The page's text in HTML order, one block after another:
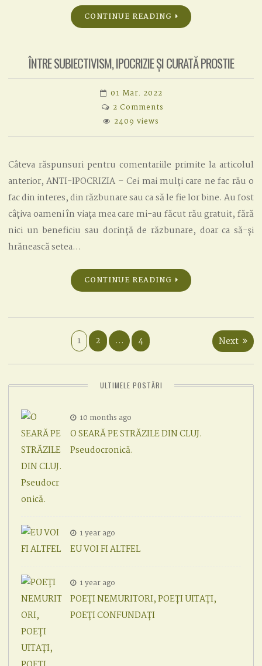
CONTINUE READING
ÎNTRE SUBIECTIVISM, IPOCRIZIE ȘI CURATĂ PROSTIE
01 Mar. 2022
2 Comments
SUBIECTIVISM,
ȘI
CURATĂ
PROSTIE
2409 views
Câteva răspunsuri pentru comentariile primite la articolul
anterior, ANTI-IPOCRIZIA – Cei mai mulți care ne fac rău o
fac din interes, din răzbunare sau ca să le fie lor bine. Au fost
câțiva oameni în viața mea care mi-au făcut rău gratuit, fără
nici un beneficiu sau dorință de răzbunare, doar ca să-și
hrănească setea…
CONTINUE READING
1 2 … 4 Next
ULTIMELE POSTĂRI
10 months ago
O SEARĂ PE STRĂZILE DIN CLUJ.
Pseudocronică.
1 year ago
EU VOI FI ALTFEL
1 year ago
POEȚI NEMURITORI, POEȚI UITAȚI,
POEȚI CONFUNDAȚI